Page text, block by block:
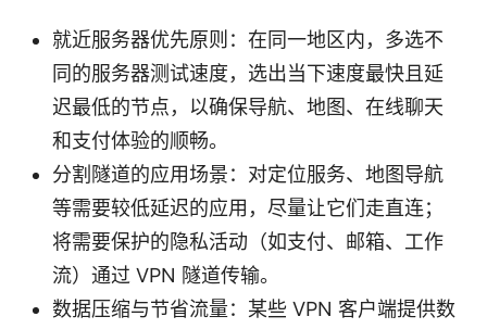
就近服务器优先原则：在同一地区内，多选不
同的服务器测试速度，选出当下速度最快且延
迟最低的节点，以确保导航、地图、在线聊天
和支付体验的顺畅。
分割隧道的应用场景：对定位服务、地图导航
等需要较低延迟的应用，尽量让它们走直连；
将需要保护的隐私活动（如支付、邮箱、工作
流）通过 VPN 隧道传输。
数据压缩与节省流量：某些 VPN 客户端提供数